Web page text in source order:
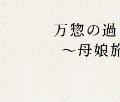
万惣の
〜母娘